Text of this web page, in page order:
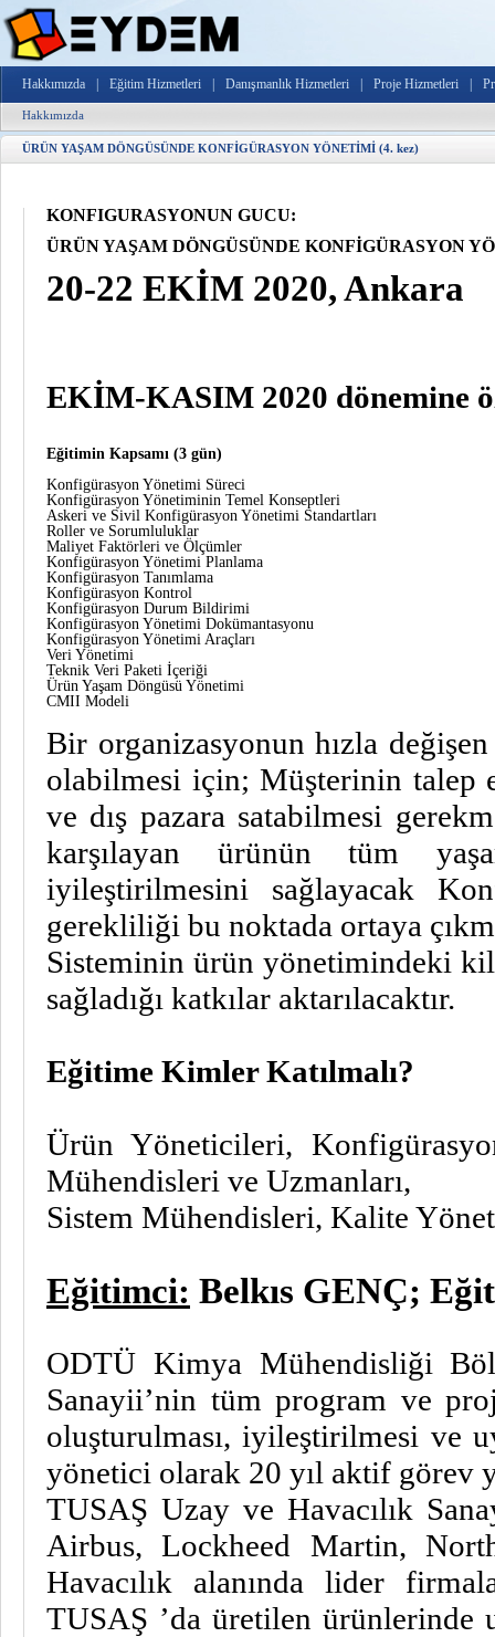
Hakkımızda Eğitim Hizmetleri Danışmanlık Hizmetleri Proje Hizmetleri
Hakkımızda
ÜRÜN YAŞAM DÖNGÜSÜNDE KONFİGÜRASYON YÖNETİMİ (4. kez)
KONFİGÜRASYONUN GÜCÜ:
ÜRÜN YAŞAM DÖNGÜSÜNDE KONFİGÜRASYON
20-22 EKİM 2020, Ankara
EKİM-KASIM 2020 dönemine
Eğitimin Kapsamı (3 gün)
Konfigürasyon Yönetimi Süreci
Konfigürasyon Yönetiminin Temel Konseptleri
Askeri ve Sivil Konfigürasyon Yönetimi Standartları
Roller ve Sorumluluklar
Maliyet Faktörleri ve Ölçümler
Konfigürasyon Yönetimi Planlama
Konfigürasyon Tanımlama
Konfigürasyon Kontrol
Konfigürasyon Durum Bildirimi
Konfigürasyon Yönetimi Dokümantasyonu
Konfigürasyon Yönetimi Araçları
Veri Yönetimi
Teknik Veri Paketi İçeriği
Ürün Yaşam Döngüsü Yönetimi
CMII Modeli
Bir organizasyonun hızla
olabilmesi için; Müşterinin talep
ve dış pazara satabilmesi
karşılayan ürünün tüm
iyileştirilmesini sağlayacak
gerekliliği bu noktada ortaya
Sisteminin ürün yönetimindeki
sağladığı katkılar aktarılacaktır.
Eğitime Kimler Katılmalı?
Ürün Yöneticileri,
Mühendisleri ve Uzmanları,
Sistem Mühendisleri, Kalite
Eğitimci: Belkıs GENÇ;
ODTÜ Kimya Mühendisliği
Sanayii’nin tüm program ve
oluşturulması, iyileştirilmesi ve
yönetici olarak 20 yıl aktif görev
TUSAŞ Uzay ve Havacılık
Airbus, Lockheed Martin,
Havacılık alanında lider
TUSAŞ ’da üretilen